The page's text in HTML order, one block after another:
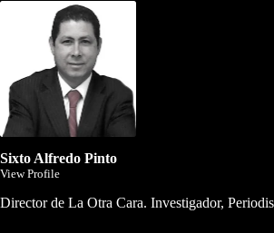
Sixto Alfredo Pinto
View Profile
Director de La Otra Cara. Investigador,